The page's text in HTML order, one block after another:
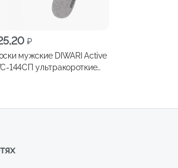
₽
мужские DIWARI Active
144СП ультракороткие